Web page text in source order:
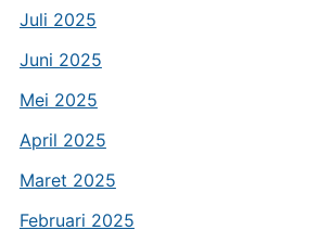
Juli 2025
Juni 2025
Mei 2025
April 2025
Maret 2025
Februari 2025